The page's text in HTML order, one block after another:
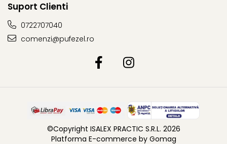
Suport Clienti
0722707040
comenzi@pufezel.ro
©Copyright ISALEX PRACTIC S.R.L. 2026
Platforma E-commerce by Gomag